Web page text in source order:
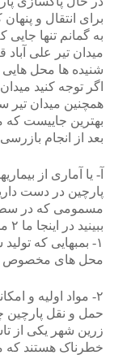
برای انتقال و
به گمانم تنها
شنیده ها محل
اگر توجه کنید
بهترین جاییست که
بعد از انجام
آ- یا آماری از
پارچین در دست
مسمومی که در
ببینید در اینجا ما ۲ محصول داریم:
۱- بمبهایی که
محل های مخصوص
۲- مواد اولیه و
حمل و نقل پارچین
زرین شهر یکی از
خطرناک هستند که